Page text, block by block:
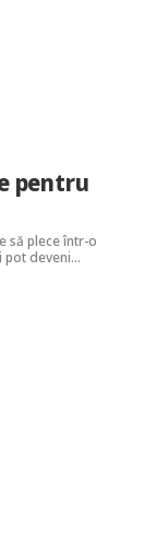
pentru
să plece într-o
pot deveni…